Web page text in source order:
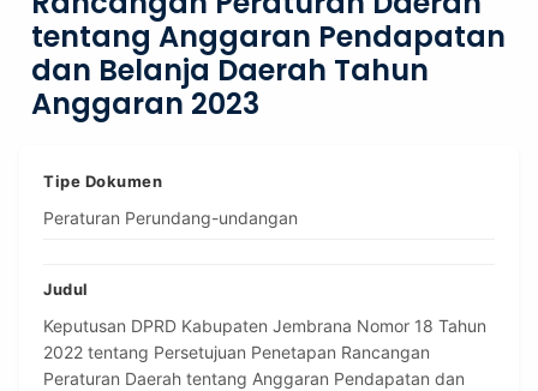
tentang Anggaran Pendapatan
dan Belanja Daerah Tahun
Anggaran 2023
Tipe Dokumen
Peraturan Perundang-undangan
Judul
Keputusan DPRD Kabupaten Jembrana Nomor 18 Tahun
2022 tentang Persetujuan Penetapan Rancangan
Peraturan Daerah tentang Anggaran Pendapatan dan